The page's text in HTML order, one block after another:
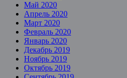
Май 2020
Апрель 2020
Март 2020
Февраль 2020
Январь 2020
Декабрь 2019
Ноябрь 2019
Октябрь 2019